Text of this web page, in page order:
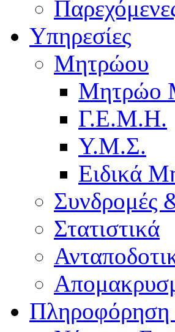
Υπηρεσίες
Μητρώου
Μητρώο
Γ.Ε.Μ.Η.
Υ.Μ.Σ.
Ειδικά
Συνδρομές
Στατιστικά